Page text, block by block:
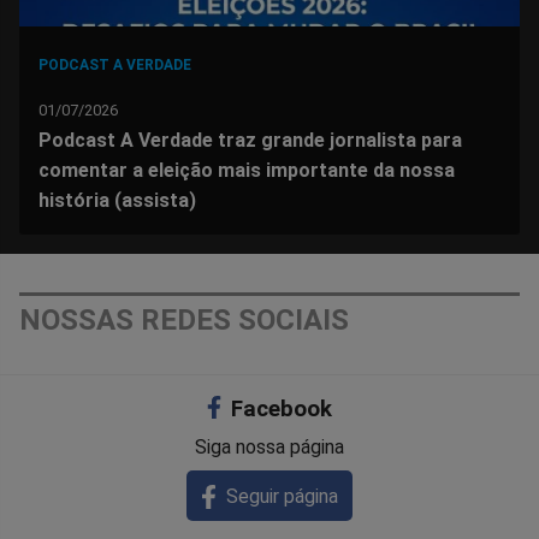
PODCAST A VERDADE
01/07/2026
Podcast A Verdade traz grande jornalista para
comentar a eleição mais importante da nossa
história (assista)
NOSSAS REDES SOCIAIS
Facebook
Siga nossa página
Seguir página